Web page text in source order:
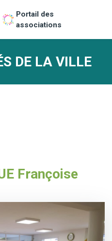
Portail des
associations
DE LA VILLE
Françoise